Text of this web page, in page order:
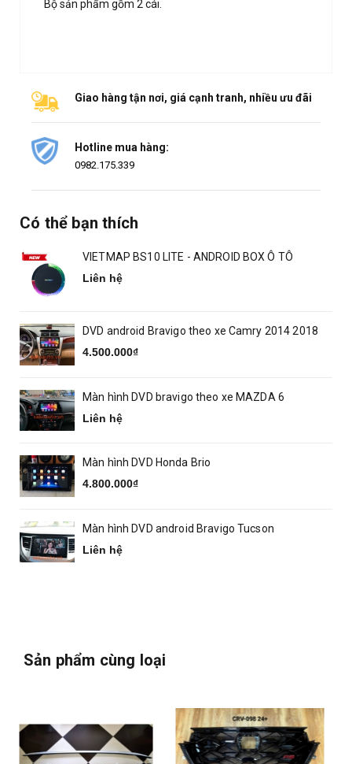
Bộ sản phẩm gồm 2 cái.
Giao hàng tận nơi, giá cạnh tranh, nhiều ưu đãi
Hotline mua hàng:
0982.175.339
Có thể bạn thích
VIETMAP BS10 LITE - ANDROID BOX Ô TÔ
Liên hệ
DVD android Bravigo theo xe Camry 2014 2018
4.500.000₫
Màn hình DVD bravigo theo xe MAZDA 6
Liên hệ
Màn hình DVD Honda Brio
4.800.000₫
Màn hình DVD android Bravigo Tucson
Liên hệ
Sản phẩm cùng loại